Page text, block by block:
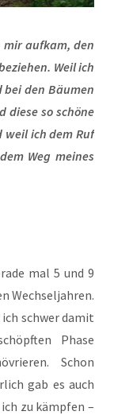
mir aufkam, den
Weil ich
den Bäumen
diese so schöne
ich dem Ruf
Weg meines
mal 5 und 9
Wechseljahren.
schwer damit
Phase
Schon
gab es auch
zu kämpfen –